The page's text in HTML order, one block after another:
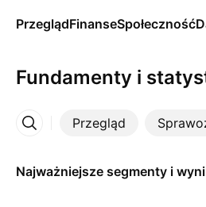
PrzeglądFinanseSpołeczność
Fundamenty i
Przegląd
Więcej
Najważniejsze segmenty i